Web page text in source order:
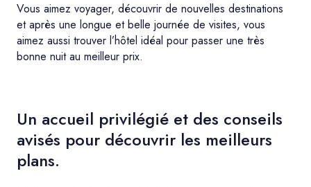
Vous aimez voyager, découvrir de nouvelles destinations
et après une longue et belle journée de visites, vous
aimez aussi trouver l’hôtel idéal pour passer une très
bonne nuit au meilleur prix.
Un accueil privilégié et des conseils
avisés pour découvrir les meilleurs
plans.